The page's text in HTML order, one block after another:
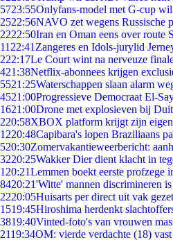
5723:55Onlyfans-model met G-cup
2522:56NAVO zet wegens Russische
2222:50Iran en Oman eens over route
11 22:41 Zangeres en Idols-jurylid
222:17Le Court wint na nerveuze
421:38Netflix-abonnees krijgen
5521:25Waterschappen slaan alarm
4521:00Progressieve Democraat El-
1621:00Drone met explosieven bij
220:58XBOX platform krijgt zijn
1220:48Capibara's lopen Braziliaans
520:30Zomervakantieweerbericht:
3220:25Wakker Dier dient klacht in
1 20:21Lemmen boekt eerste profzege
8420:21'Witte' mannen discrimineren
2220:05Huisarts per direct uit vak
1519:45Hiroshima herdenkt
3819:40Vinted-foto's van vrouwen
2119:34OM: vierde verdachte (18)